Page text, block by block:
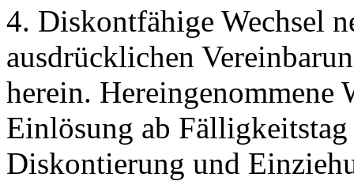
4. Diskontfähige Wechsel
ausdrücklichen
herein. Hereingenommene
Einlösung ab
Diskontierung und